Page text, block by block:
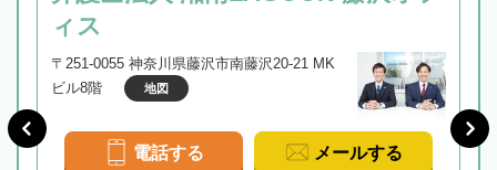
ィス
〒251-0055 神奈川県藤沢市南藤沢20-21 MK
ビル8階
地図
電話する メールする